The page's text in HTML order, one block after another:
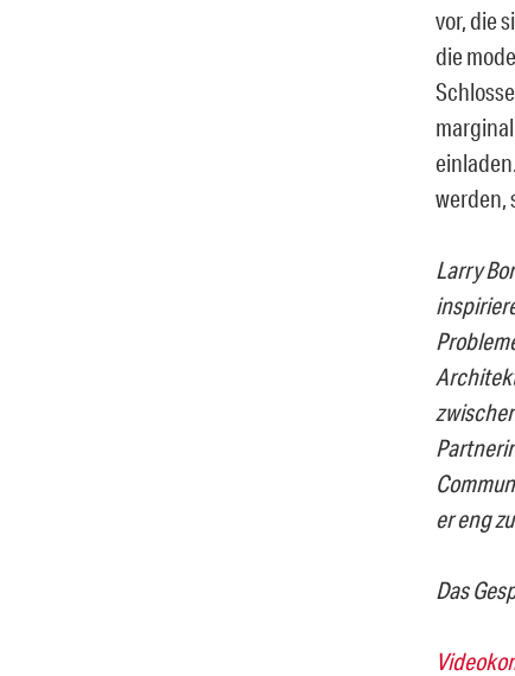
vor, die
die
werden,
Larry
er eng
Das